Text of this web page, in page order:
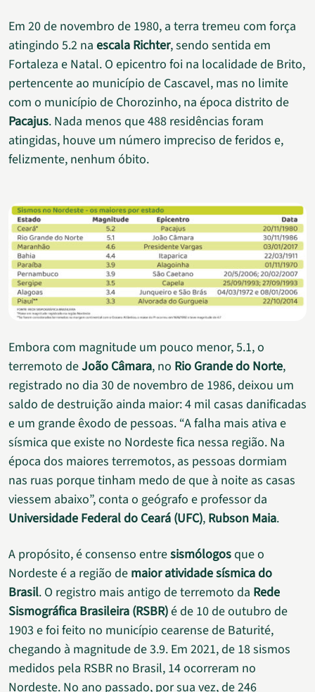
Em 20 de novembro de 1980, a terra tremeu com força
atingindo 5.2 na escala Richter, sendo sentida em
Fortaleza e Natal. O epicentro foi na localidade de Brito,
pertencente ao município de Cascavel, mas no limite
com o município de Chorozinho, na época distrito de
Pacajus. Nada menos que 488 residências foram
atingidas, houve um número impreciso de feridos e,
felizmente, nenhum óbito.
Embora com magnitude um pouco menor, 5.1, o
terremoto deJoão Câmara, no Rio Grande do Norte,
registrado no dia 30 de novembro de 1986, deixou um
saldo de destruição ainda maior: 4 mil casas danificadas
e um grande êxodo de pessoas. “A falha mais ativa e
sísmica que existe no Nordeste fica nessa região. Na
época dos maiores terremotos, as pessoas dormiam
nas ruas porque tinham medo de que à noite as casas
viessem abaixo”, conta o geógrafo e professor da
Universidade Federal do Ceará (UFC), Rubson Maia.
A propósito, é consenso entresismólogosque o
Nordeste é a região de maior atividade sísmica do
Brasil. O registro mais antigo de terremoto da Rede
Sismográfica Brasileira (RSBR)é de 10 de outubro de
1903 e foi feito no município cearense de Baturité,
chegando à magnitude de 3.9. Em 2021, de 18 sismos
medidos pela RSBR no Brasil, 14 ocorreram no
Nordeste. No ano passado, por sua vez, de 246